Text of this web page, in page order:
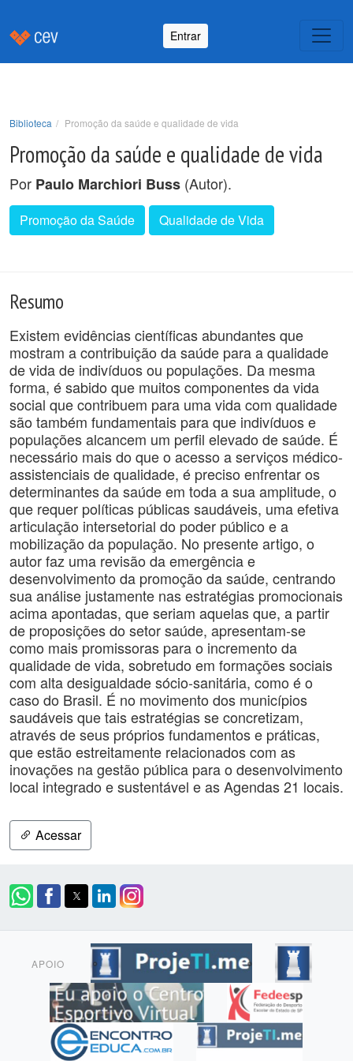
Entrar
Biblioteca Promoção da saúde e qualidade de vida
Promoção da saúde e qualidade de vida
Por Paulo Marchiori Buss (Autor).
Promoção da Saúde Qualidade de Vida
Resumo
Existem evidências científicas abundantes que
mostram a contribuição da saúde para a qualidade
de vida de indivíduos ou populações. Da mesma
forma, é sabido que muitos componentes da vida
social que contribuem para uma vida com qualidade
são também fundamentais para que indivíduos e
populações alcancem um perfil elevado de saúde. É
necessário mais do que o acesso a serviços médico-
assistenciais de qualidade, é preciso enfrentar os
determinantes da saúde em toda a sua amplitude, o
que requer políticas públicas saudáveis, uma efetiva
articulação intersetorial do poder público e a
mobilização da população. No presente artigo, o
autor faz uma revisão da emergência e
desenvolvimento da promoção da saúde, centrando
sua análise justamente nas estratégias promocionais
acima apontadas, que seriam aquelas que, a partir
de proposições do setor saúde, apresentam-se
como mais promissoras para o incremento da
qualidade de vida, sobretudo em formações sociais
com alta desigualdade sócio-sanitária, como é o
caso do Brasil. É no movimento dos municípios
saudáveis que tais estratégias se concretizam,
através de seus próprios fundamentos e práticas,
que estão estreitamente relacionados com as
inovações na gestão pública para o desenvolvimento
local integrado e sustentável e as Agendas 21 locais.
Acessar
APOIO